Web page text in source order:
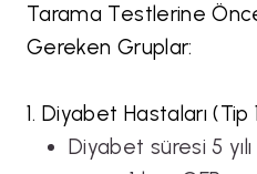
Tarama Testlerine
Gereken Gruplar:
1. Diyabet Hastaları (Tip
Diyabet süresi 5